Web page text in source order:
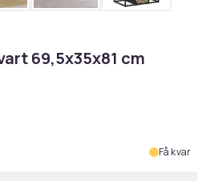
69,5x35x81 cm
Få kvar